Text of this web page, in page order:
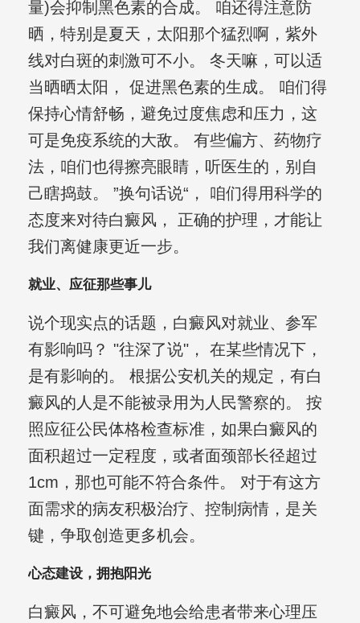
量)会抑制黑色素的合成。 咱还得注意防
晒，特别是夏天，太阳那个猛烈啊，紫外
线对白斑的刺激可不小。 冬天嘛，可以适
当晒晒太阳， 促进黑色素的生成。 咱们得
保持心情舒畅，避免过度焦虑和压力，这
可是免疫系统的大敌。 有些偏方、药物疗
法，咱们也得擦亮眼睛，听医生的，别自
己瞎捣鼓。 ”换句话说“， 咱们得用科学的
态度来对待白癜风， 正确的护理，才能让
我们离健康更近一步。
就业、应征那些事儿
说个现实点的话题，白癜风对就业、参军
有影响吗？ "往深了说"， 在某些情况下，
是有影响的。 根据公安机关的规定，有白
癜风的人是不能被录用为人民警察的。 按
照应征公民体格检查标准，如果白癜风的
面积超过一定程度，或者面颈部长径超过
1cm，那也可能不符合条件。 对于有这方
面需求的病友积极治疗、控制病情，是关
键，争取创造更多机会。
心态建设，拥抱阳光
白癜风，不可避免地会给患者带来心理压